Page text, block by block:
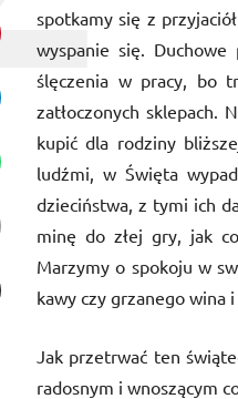
spotkamy się z
wyspanie się.
ślęczenia w pracy, bo
zatłoczonych
kupić dla rodziny
ludźmi, w Święta
dzieciństwa, z tymi ich
minę do złej gry, jak
Marzymy o spokoju w
kawy czy grzanego wina
Jak przetrwać ten
radosnym i wnoszącym